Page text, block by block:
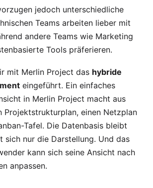
jedoch unterschiedliche
Teams arbeiten lieber mit
andere Teams wie Marketing
Tools präferieren.
mit Merlin Project das hybride
eingeführt. Ein einfaches
in Merlin Project macht aus
Projektstrukturplan, einen Netzplan
Tafel. Die Datenbasis bleibt
sich nur die Darstellung. Und das
kann sich seine Ansicht nach
anpassen.